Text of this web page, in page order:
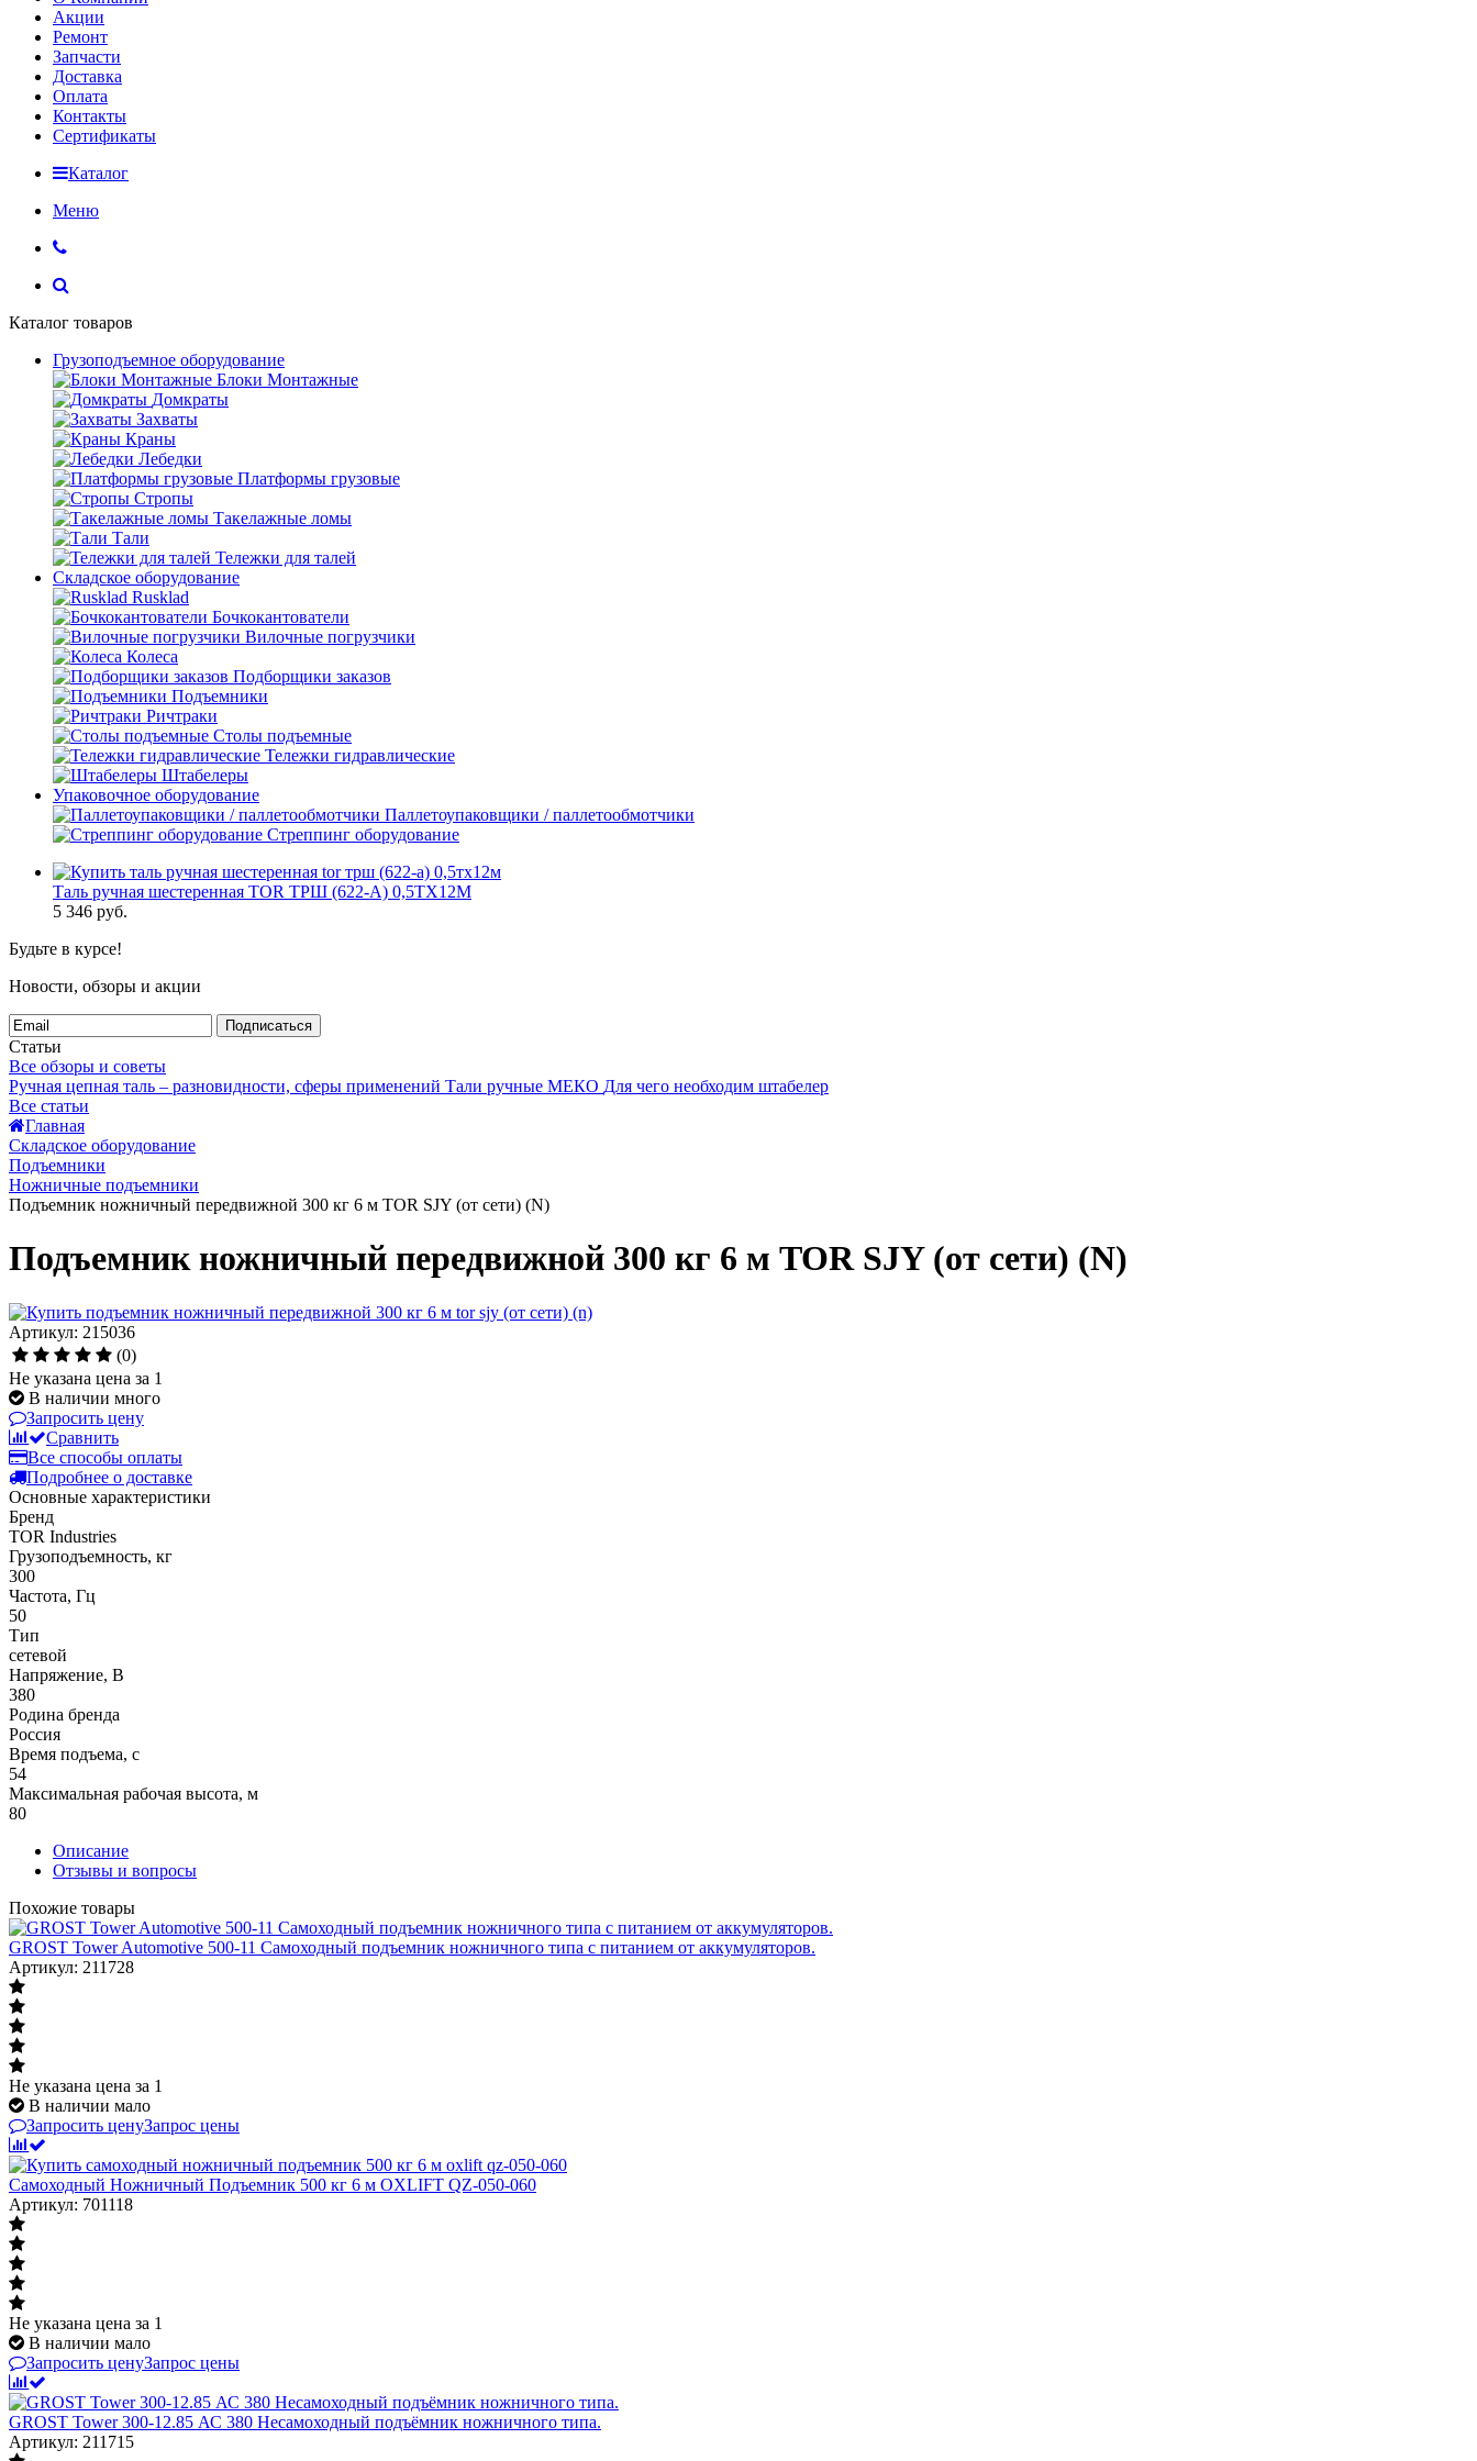
Акции
Ремонт
Запчасти
Доставка
Оплата
Контакты
Сертификаты
Каталог
Меню
Каталог товаров
Грузоподъемное оборудование
Блоки Монтажные
Домкраты
Захваты
Краны
Лебедки
Платформы грузовые
Стропы
Такелажные ломы
Тали
Тележки для талей
Складское оборудование
Rusklad
Бочкокантователи
Вилочные погрузчики
Колеса
Подборщики заказов
Подъемники
Ричтраки
Столы подъемные
Тележки гидравлические
Штабелеры
Упаковочное оборудование
Паллетоупаковщики / паллетообмотчики
Стреппинг оборудование
Таль ручная шестеренная TOR ТРШ (622-A) 0,5ТХ12М
5 346 руб.
Будьте в курсе!
Новости, обзоры и акции
Подписаться
Статьи
Все обзоры и советы
Ручная цепная таль – разновидности, сферы применений Тали ручные МЕКО Для чего необходим штабелер
Все статьи
Главная
Складское оборудование
Подъемники
Ножничные подъемники
Подъемник ножничный передвижной 300 кг 6 м TOR SJY (от сети) (N)
Подъемник ножничный передвижной 300 кг 6 м TOR SJY (от сети) (N)
Артикул: 215036
(0)
Не указана цена за 1
В наличии много
Запросить цену
Сравнить
Все способы оплаты
Подробнее о доставке
Основные характеристики
Бренд
TOR Industries
Грузоподъемность, кг
300
Частота, Гц
50
Тип
сетевой
Напряжение, В
380
Родина бренда
Россия
Время подъема, с
54
Максимальная рабочая высота, м
80
Описание
Отзывы и вопросы
Похожие товары
GROST Tower Automotive 500-11 Самоходный подъемник ножничного типа с питанием от аккумуляторов.
Артикул: 211728
Не указана цена за 1
В наличии мало
Запросить ценуЗапрос цены
Самоходный Ножничный Подъемник 500 кг 6 м OXLIFT QZ-050-060
Артикул: 701118
Не указана цена за 1
В наличии мало
Запросить ценуЗапрос цены
GROST Tower 300-12.85 АС 380 Несамоходный подъёмник ножничного типа.
Артикул: 211715